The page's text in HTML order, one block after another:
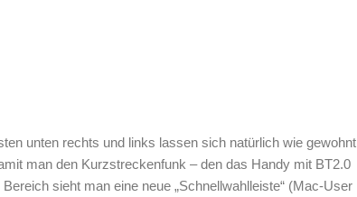
unten rechts und links lassen sich natürlich wie gewohnt
man den Kurzstreckenfunk – den das Handy mit BT2.0
sieht man eine neue „Schnellwahlleiste“ (Mac-User